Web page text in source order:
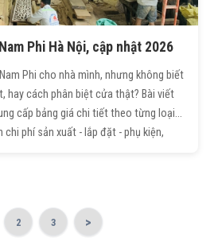
Phi Hà Nội, cập nhật 2026
Phi cho nhà mình, nhưng không biết
hay cách phân biệt cửa thật? Bài viết
cấp bảng giá chi tiết theo từng loại
chi phí sản xuất - lắp đặt - phụ kiện,
2 3 >